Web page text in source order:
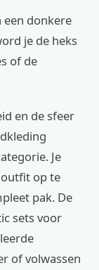
een donkere
je de heks
of de
en de sfeer
Je
op te
pak. De
sets voor
of volwassen